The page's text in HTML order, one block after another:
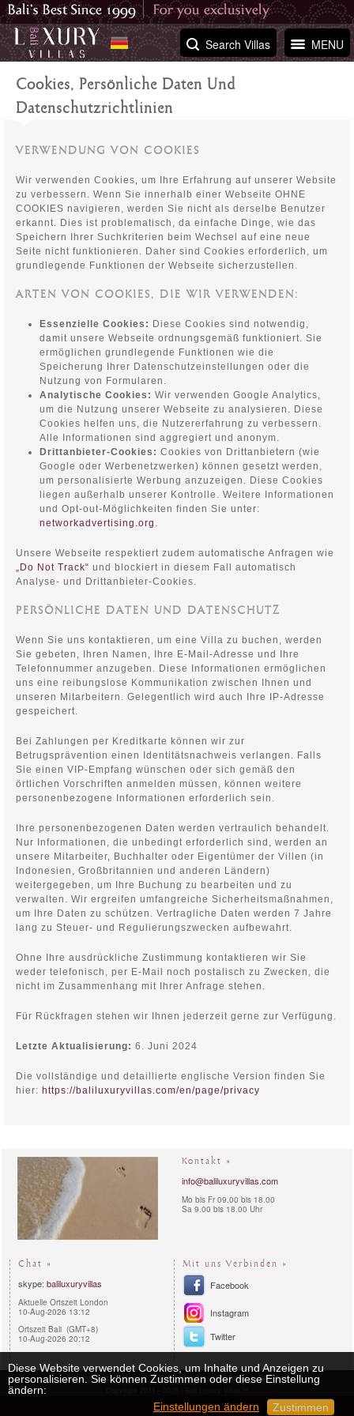
MENU
Search Villas
Cookies, Persönliche Daten Und
Datenschutzrichtlinien
VERWENDUNG VON COOKIES
Wir verwenden Cookies, um Ihre Erfahrung auf unserer Website
zu verbessern. Wenn Sie innerhalb einer Webseite OHNE
COOKIES navigieren, werden Sie nicht als derselbe Benutzer
erkannt. Dies ist problematisch, da einfache Dinge, wie das
Speichern Ihrer Suchkriterien beim Wechsel auf eine neue
Seite nicht funktionieren. Daher sind Cookies erforderlich, um
grundlegende Funktionen der Webseite sicherzustellen.
ARTEN VON COOKIES, DIE WIR VERWENDEN:
Essenzielle Cookies: Diese Cookies sind notwendig,
damit unsere Webseite ordnungsgemäß funktioniert. Sie
ermöglichen grundlegende Funktionen wie die
Speicherung Ihrer Datenschutzeinstellungen oder die
Nutzung von Formularen.
Analytische Cookies: Wir verwenden Google Analytics,
um die Nutzung unserer Webseite zu analysieren. Diese
Cookies helfen uns, die Nutzererfahrung zu verbessern.
Alle Informationen sind aggregiert und anonym.
Drittanbieter-Cookies: Cookies von Drittanbietern (wie
Google oder Werbenetzwerken) können gesetzt werden,
um personalisierte Werbung anzuzeigen. Diese Cookies
liegen außerhalb unserer Kontrolle. Weitere Informationen
und Opt-out-Möglichkeiten finden Sie unter:
networkadvertising.org .
Unsere Webseite respektiert zudem automatische Anfragen wie
„Do Not Track“ und blockiert in diesem Fall automatisch
Analyse- und Drittanbieter-Cookies.
PERSÖNLICHE DATEN UND DATENSCHUTZ
Wenn Sie uns kontaktieren, um eine Villa zu buchen, werden
Sie gebeten, Ihren Namen, Ihre E-Mail-Adresse und Ihre
Telefonnummer anzugeben. Diese Informationen ermöglichen
uns eine reibungslose Kommunikation zwischen Ihnen und
unseren Mitarbeitern. Gelegentlich wird auch Ihre IP-Adresse
gespeichert.
Bei Zahlungen per Kreditkarte können wir zur
Betrugsprävention einen Identitätsnachweis verlangen. Falls
Sie einen VIP-Empfang wünschen oder sich gemäß den
örtlichen Vorschriften anmelden müssen, können weitere
personenbezogene Informationen erforderlich sein.
Ihre personenbezogenen Daten werden vertraulich behandelt.
Nur Informationen, die unbedingt erforderlich sind, werden an
unsere Mitarbeiter, Buchhalter oder Eigentümer der Villen (in
Indonesien, Großbritannien und anderen Ländern)
weitergegeben, um Ihre Buchung zu bearbeiten und zu
verwalten. Wir ergreifen umfangreiche Sicherheitsmaßnahmen,
um Ihre Daten zu schützen. Vertragliche Daten werden 7 Jahre
lang zu Steuer- und Regulierungszwecken aufbewahrt.
Ohne Ihre ausdrückliche Zustimmung kontaktieren wir Sie
weder telefonisch, per E-Mail noch postalisch zu Zwecken, die
nicht im Zusammenhang mit Ihrer Anfrage stehen.
Für Rückfragen stehen wir Ihnen jederzeit gerne zur Verfügung.
Letzte Aktualisierung: 6. Juni 2024
Die vollständige und detaillierte englische Version finden Sie
hier: https://baliluxuryvillas.com/en/page/privacy
Kontakt »
info@baliluxuryvillas.com
Mo bis Fr 09.00 bis 18.00
Sa 9.00 bis 18.00 Uhr
Chat »
skype: baliluxuryvillas
Aktuelle Ortszeit London
10-Aug-2026 13:12
Ortszeit Bali (GMT+8)
10-Aug-2026 20:12
Mit uns Verbinden »
Facebook
Instagram
Twitter
Datenschutzerklärung Reservierungsverfahren Sitemap
Diese Website verwendet Cookies, um Inhalte und Anzeigen zu
personalisieren. Sie können Zustimmen oder diese Einstellung
ändern:
Einstellungen ändern
Zustimmen